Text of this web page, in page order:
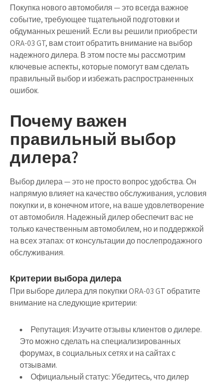
Покупка нового автомобиля — это всегда важное
событие, требующее тщательной подготовки и
обдуманных решений. Если вы решили приобрести
ORA-03 GT, вам стоит обратить внимание на выбор
надежного дилера. В этом посте мы рассмотрим
ключевые аспекты, которые помогут вам сделать
правильный выбор и избежать распространенных
ошибок.
Почему важен
правильный выбор
дилера?
Выбор дилера — это не просто вопрос удобства. Он
напрямую влияет на качество обслуживания, условия
покупки и, в конечном итоге, на ваше удовлетворение
от автомобиля. Надежный дилер обеспечит вас не
только качественным автомобилем, но и поддержкой
на всех этапах: от консультации до послепродажного
обслуживания.
Критерии выбора дилера
При выборе дилера для покупки ORA-03 GT обратите
внимание на следующие критерии:
Репутация: Изучите отзывы клиентов о дилере.
Это можно сделать на специализированных
форумах, в социальных сетях и на сайтах с
отзывами.
Официальный статус:Убедитесь, что дилер